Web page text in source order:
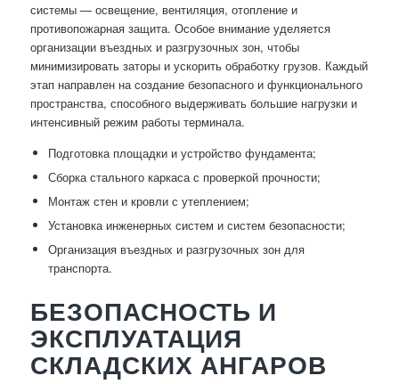
системы — освещение, вентиляция, отопление и
противопожарная защита. Особое внимание уделяется
организации въездных и разгрузочных зон, чтобы
минимизировать заторы и ускорить обработку грузов. Каждый
этап направлен на создание безопасного и функционального
пространства, способного выдерживать большие нагрузки и
интенсивный режим работы терминала.
Подготовка площадки и устройство фундамента;
Сборка стального каркаса с проверкой прочности;
Монтаж стен и кровли с утеплением;
Установка инженерных систем и систем безопасности;
Организация въездных и разгрузочных зон для
транспорта.
БЕЗОПАСНОСТЬ И
ЭКСПЛУАТАЦИЯ
СКЛАДСКИХ АНГАРОВ